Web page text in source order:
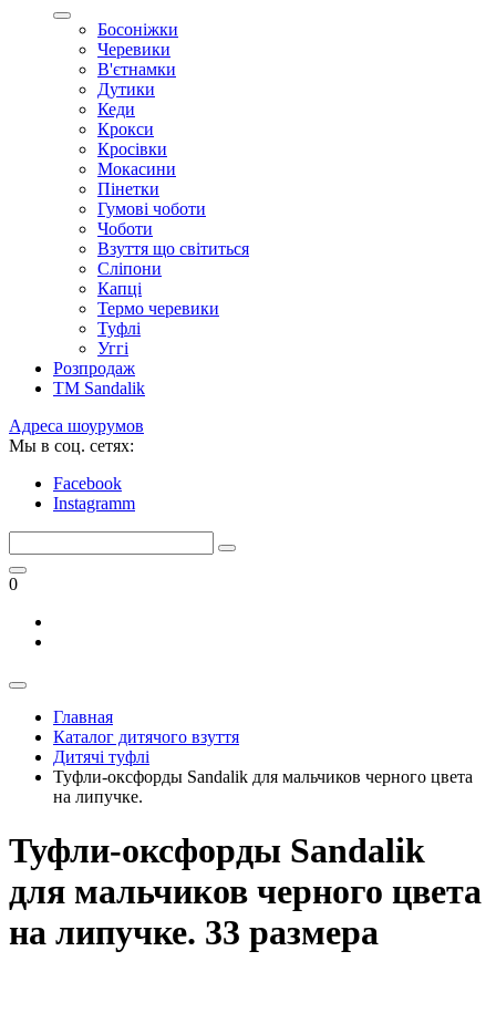
Босоніжки
Черевики
В'єтнамки
Дутики
Кеди
Крокси
Кросівки
Мокасини
Пінетки
Гумові чоботи
Чоботи
Взуття що світиться
Сліпони
Капці
Термо черевики
Туфлі
Уггі
Розпродаж
TM Sandalik
Адреса шоурумов
Мы в соц. сетях:
Facebook
Instagramm
0
Главная
Каталог дитячого взуття
Дитячі туфлі
Туфли-оксфорды Sandalik для мальчиков черного цвета
на липучке.
Туфли-оксфорды Sandalik
для мальчиков черного цвета
на липучке. 33 размера